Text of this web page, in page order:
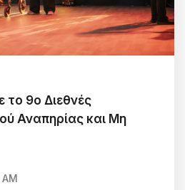
9ο Διεθνές
Αναπηρίας και Μη